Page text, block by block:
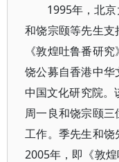
1995年，北
和饶宗颐等先生
《敦煌吐鲁番研
饶公募自香港中
中国文化研究院。
周一良和饶宗颐
工作。季先生和
2005年，即《敦